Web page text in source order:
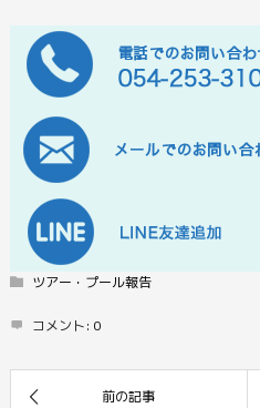
ツアー・プール報告
コメント: 0